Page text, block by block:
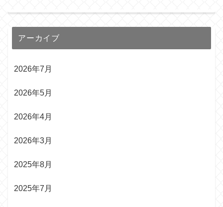
アーカイブ
2026年7月
2026年5月
2026年4月
2026年3月
2025年8月
2025年7月